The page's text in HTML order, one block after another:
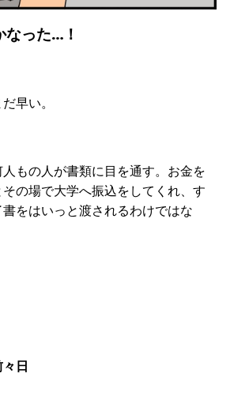
った…！
早い。
もの人が書類に目を通す。お金を
の場で大学へ振込をしてくれ、す
をはいっと渡されるわけではな
日